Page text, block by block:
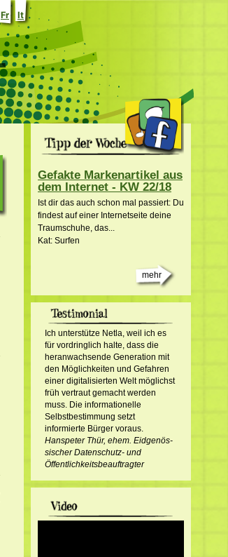
Fr It
Gefakte Markenartikel aus
dem Internet - KW 22/18
Ist dir das auch schon mal passiert: Du
findest auf einer Internetseite deine
Traumschuhe, das...
Kat: Surfen
mehr
Ich unterstütze Netla, weil ich es
für vordringlich halte, dass die
heranwachsende Generation mit
den Möglichkeiten und Gefahren
einer digitalisierten Welt möglichst
früh vertraut gemacht werden
muss. Die informationelle
Selbstbestimmung setzt
informierte Bürger voraus.
Hanspeter Thür, ehem. Eid­ge­nös­
sisch­er Datenschutz- und
Öffentlichkeitsbeauftragter